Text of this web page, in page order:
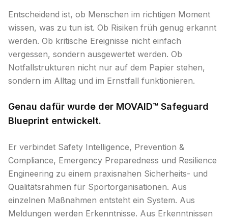
Entscheidend ist, ob Menschen im richtigen Moment
wissen, was zu tun ist. Ob Risiken früh genug erkannt
werden. Ob kritische Ereignisse nicht einfach
vergessen, sondern ausgewertet werden. Ob
Notfallstrukturen nicht nur auf dem Papier stehen,
sondern im Alltag und im Ernstfall funktionieren.
Genau dafür wurde der MOVAID™ Safeguard
Blueprint entwickelt.
Er verbindet Safety Intelligence, Prevention &
Compliance, Emergency Preparedness und Resilience
Engineering zu einem praxisnahen Sicherheits- und
Qualitätsrahmen für Sportorganisationen. Aus
einzelnen Maßnahmen entsteht ein System. Aus
Meldungen werden Erkenntnisse. Aus Erkenntnissen